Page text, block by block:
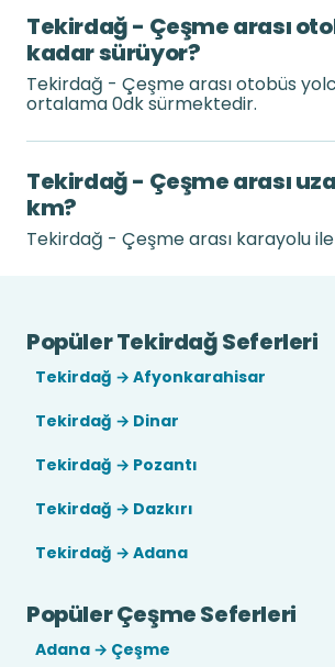
Tekirdağ - Çeşme arası
kadar sürüyor?
Tekirdağ - Çeşme arası otobüs
ortalama 0dk sürmektedir.
Tekirdağ - Çeşme arası
km?
Tekirdağ - Çeşme arası karayolu
Popüler Tekirdağ Seferleri
Tekirdağ → Afyonkarahisar
Tekirdağ → Dinar
Tekirdağ → Pozantı
Tekirdağ → Dazkırı
Tekirdağ → Adana
Popüler Çeşme Seferleri
Adana → Çeşme